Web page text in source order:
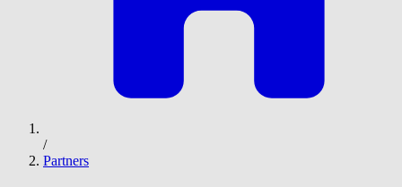
/
Partners